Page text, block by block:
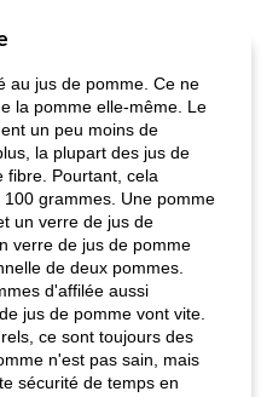
au jus de pomme. Ce ne
la pomme elle-même. Le
un peu moins de
la plupart des jus de
fibre. Pourtant, cela
grammes. Une pomme
un verre de jus de
verre de jus de pomme
de deux pommes.
d'affilée aussi
jus de pomme vont vite.
ce sont toujours des
n'est pas sain, mais
sécurité de temps en